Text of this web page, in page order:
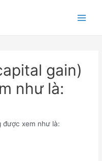
gain)
như là:
được xem như là: